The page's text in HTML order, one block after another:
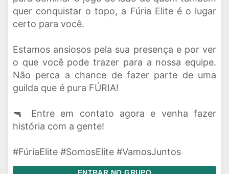
quer conquistar o topo, a Fúria Elite é o lugar
certo para você.
Estamos ansiosos pela sua presença e por ver
o que você pode trazer para a nossa equipe.
Não perca a chance de fazer parte de uma
guilda que é pura FÚRIA!
🔫 Entre em contato agora e venha fazer
história com a gente!
#FúriaElite #SomosElite #VamosJuntos